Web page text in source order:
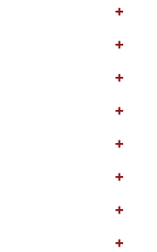
+
+
+
+
+
+
+
+